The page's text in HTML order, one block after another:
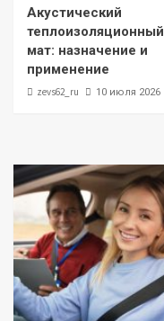
Акустический
теплоизоляционный
мат: назначение и
применение
zevs62_ru 10 июля 2026